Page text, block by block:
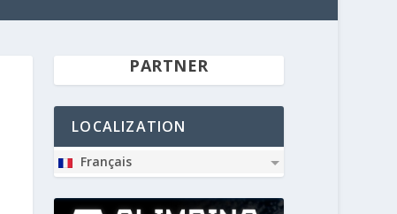
PARTNER
LOCALIZATION
Français